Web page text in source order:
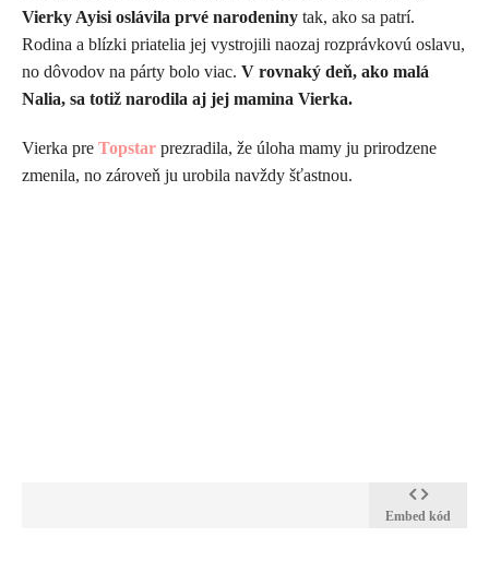
Vierky Ayisi oslávila prvé narodeniny tak, ako sa patrí.
Rodina a blízki priatelia jej vystrojili naozaj rozprávkovú oslavu,
no dôvodov na párty bolo viac. V rovnaký deň, ako malá
Nalia, sa totiž narodila aj jej mamina Vierka.
Vierka pre Topstar prezradila, že úloha mamy ju prirodzene
zmenila, no zároveň ju urobila navždy šťastnou.
Embed kód